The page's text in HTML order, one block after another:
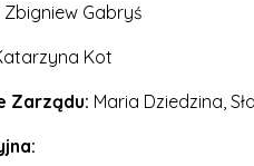
Zbigniew Gabryś
Kot
Zarządu: Maria Dziedzina,